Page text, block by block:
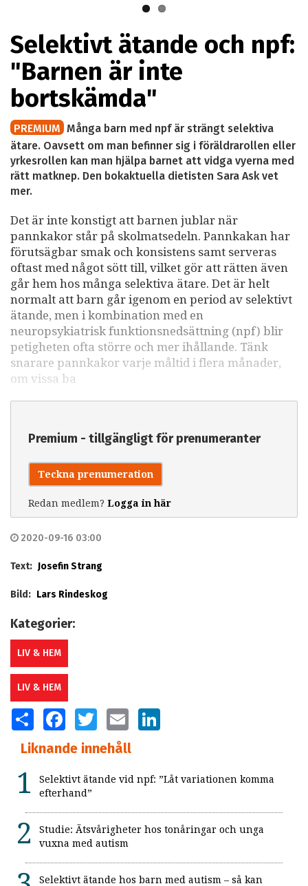
Selektivt ätande och npf:
"Barnen är inte
bortskämda"
PREMIUM Många barn med npf är strängt selektiva
ätare. Oavsett om man befinner sig i föräldrarollen eller
yrkesrollen kan man hjälpa barnet att vidga vyerna med
rätt matknep. Den bokaktuella dietisten Sara Ask vet
mer.
Det är inte konstigt att barnen jublar när
pannkakor står på skolmatsedeln. Pannkakan har
förutsägbar smak och konsistens samt serveras
oftast med något sött till, vilket gör att rätten även
går hem hos många selektiva ätare. Det är helt
normalt att barn går igenom en period av selektivt
ätande, men i kombination med en
neuropsykiatrisk funktionsnedsättning (npf) blir
petigheten ofta större och mer ihållande. Tänk
snarare pannkakor varje måltid i flera månader,
om vissa ba
Premium - tillgängligt för prenumeranter
Teckna prenumeration
Redan medlem? Logga in här
2020-09-16 03:00
Text: Josefin Strang
Bild: Lars Rindeskog
Kategorier:
LIV & HEM
LIV & HEM
SHARE FACEBOOKTWITTER EMAIL
Liknande innehåll
Selektivt ätande vid npf: ”Låt variationen komma
efterhand”
Studie: Ätsvårigheter hos tonåringar och unga
vuxna med autism
Selektivt ätande hos barn med autism – så kan